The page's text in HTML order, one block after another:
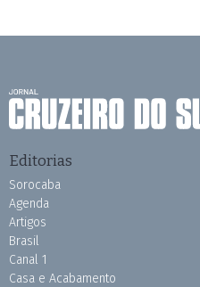
Editorias
Sorocaba
Agenda
Artigos
Brasil
Canal 1
Casa e Acabamento